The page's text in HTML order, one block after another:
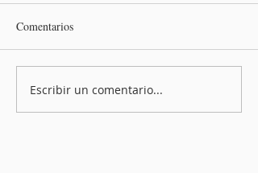
Comentarios
Escribir un comentario...